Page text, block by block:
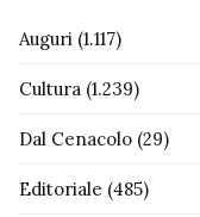
Auguri (1.117)
Cultura (1.239)
Dal Cenacolo (29)
Editoriale (485)